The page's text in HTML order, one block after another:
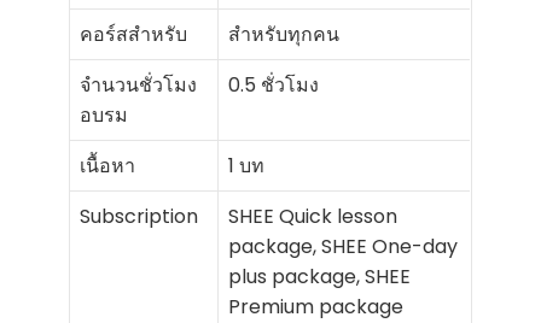
คอร์สสำหรับ
สำหรับทุกคน
จำนวนชั่วโมง
อบรม
0.5 ชั่วโมง
เนื้อหา
1 บท
Subscription
SHEE Quick lesson
package, SHEE One-day
plus package, SHEE
Premium package